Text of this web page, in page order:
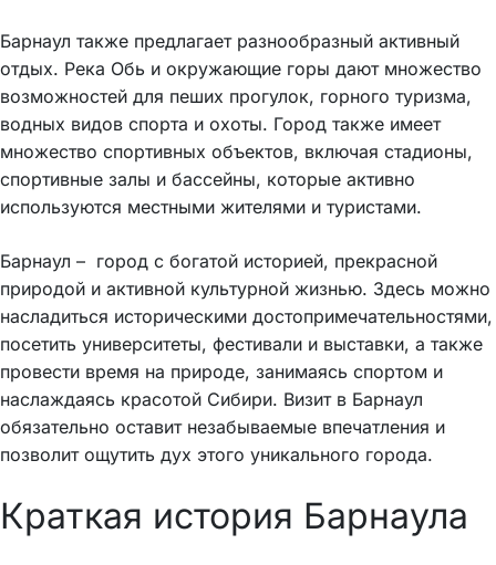
Барнаул также предлагает разнообразный активный
отдых. Река Обь и окружающие горы дают множество
возможностей для пеших прогулок, горного туризма,
водных видов спорта и охоты. Город также имеет
множество спортивных объектов, включая стадионы,
спортивные залы и бассейны, которые активно
используются местными жителями и туристами.
Барнаул – город с богатой историей, прекрасной
природой и активной культурной жизнью. Здесь можно
насладиться историческими достопримечательностями,
посетить университеты, фестивали и выставки, а также
провести время на природе, занимаясь спортом и
наслаждаясь красотой Сибири. Визит в Барнаул
обязательно оставит незабываемые впечатления и
позволит ощутить дух этого уникального города.
Краткая история Барнаула